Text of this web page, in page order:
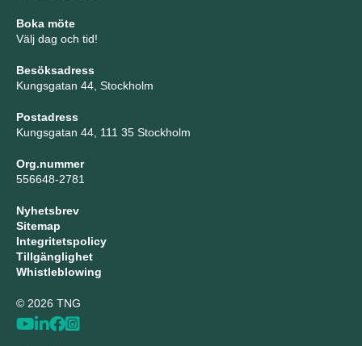
Boka möte
Välj dag och tid!
Besöksadress
Kungsgatan 44, Stockholm
Postadress
Kungsgatan 44, 111 35 Stockholm
Org.nummer
556648-2781
Nyhetsbrev
Sitemap
Integritetspolicy
Tillgänglighet
Whistleblowing
© 2026 TNG